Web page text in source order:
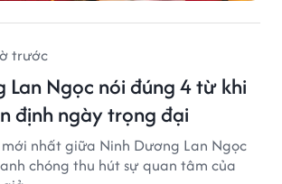
trước
Lan Ngọc nói đúng 4 từ khi
định ngày trọng đại
nhất giữa Ninh Dương Lan Ngọc
chóng thu hút sự quan tâm của